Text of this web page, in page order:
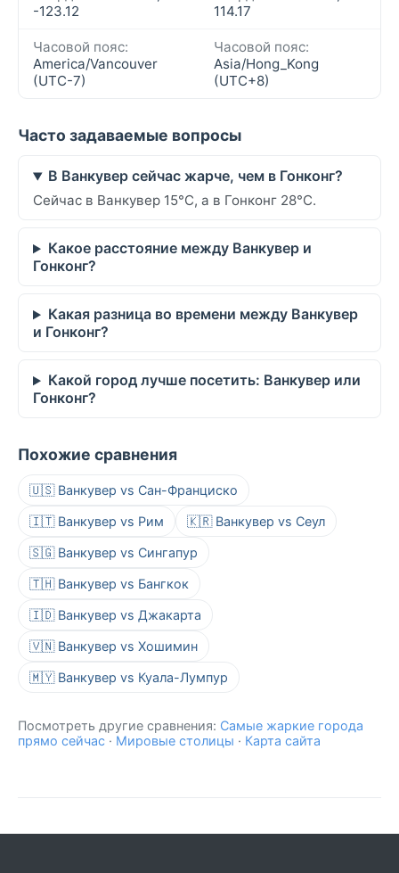
-123.12
114.17
Часовой пояс:
America/Vancouver
(UTC-7)
Часовой пояс:
Asia/Hong_Kong
(UTC+8)
Часто задаваемые вопросы
В Ванкувер сейчас жарче, чем в Гонконг?
Сейчас в Ванкувер 15°C, а в Гонконг 28°C.
Какое расстояние между Ванкувер и
Гонконг?
Какая разница во времени между Ванкувер
и Гонконг?
Какой город лучше посетить: Ванкувер или
Гонконг?
Похожие сравнения
🇺🇸 Ванкувер vs Сан-Франциско
🇮🇹 Ванкувер vs Рим 🇰🇷 Ванкувер vs Сеул
🇸🇬 Ванкувер vs Сингапур
🇹🇭 Ванкувер vs Бангкок
🇮🇩 Ванкувер vs Джакарта
🇻🇳 Ванкувер vs Хошимин
🇲🇾 Ванкувер vs Куала-Лумпур
Посмотреть другие сравнения: Самые жаркие города
прямо сейчас · Мировые столицы · Карта сайта